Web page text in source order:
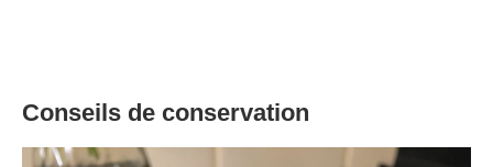
Conseils de conservation